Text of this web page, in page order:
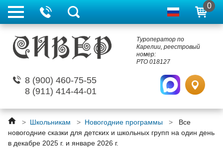
0
Туроператор по
Карелии, реестровый
номер:
РТО 018127
8 (900) 460-75-55
8 (911) 414-44-01
> Школьникам > Новогодние программы >
Все
новогодние сказки для детских и школьных групп на один день
в декабре 2025 г. и январе 2026 г.